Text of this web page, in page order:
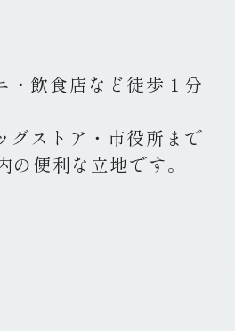
・飲食店など徒歩１分
グストア・市役所まで
便利な立地です。